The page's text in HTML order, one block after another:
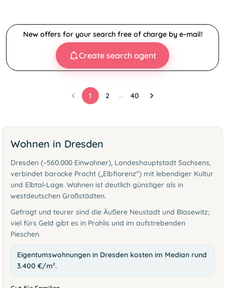
New offers for your search free of charge by e-mail!
Create search agent
1 2 … 40
Wohnen in Dresden
Dresden (~560.000 Einwohner), Landeshauptstadt Sachsens,
verbindet barocke Pracht („Elbflorenz") mit lebendiger Kultur
und Elbtal-Lage. Wohnen ist deutlich günstiger als in
westdeutschen Großstädten.
Gefragt und teurer sind die Äußere Neustadt und Blasewitz;
viel fürs Geld gibt es in Prohlis und im aufstrebenden
Pieschen.
Eigentumswohnungen in Dresden kosten im Median rund
3.400 €/m².